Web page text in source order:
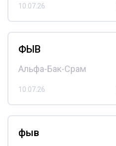
10.07.26
ФЫВ
Альфа-Бак-Срам
10.07.26
фыв